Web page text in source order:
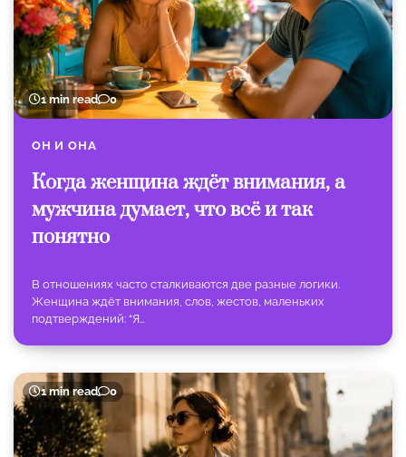
1 min read 0
ОН И ОНА
Когда женщина ждёт внимания, а
мужчина думает, что всё и так
понятно
В отношениях часто сталкиваются две разные логики.
Женщина ждёт внимания, слов, жестов, маленьких
подтверждений: “Я…
1 min read 0